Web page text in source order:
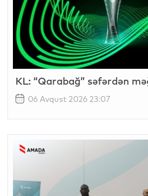
KL: “Qarabağ” səfərdən
06 Avqust 2026 23:07